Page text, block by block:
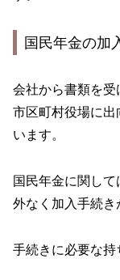
国民年金の加
会社から書類を
市区町村役場に
います。
国民年金に関し
外なく加入手続き
手続きに必要な持